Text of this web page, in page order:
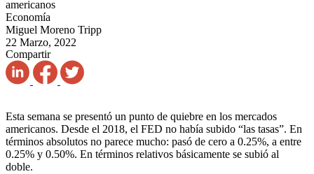
americanos
Economía
Miguel Moreno Tripp
22 Marzo, 2022
Compartir
Esta semana se presentó un punto de quiebre en los mercados
americanos. Desde el 2018, el FED no había subido “las tasas”. En
términos absolutos no parece mucho: pasó de cero a 0.25%, a entre
0.25% y 0.50%. En términos relativos básicamente se subió al
doble.